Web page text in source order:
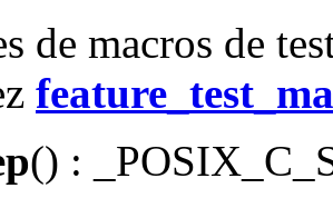
de macros de
() :